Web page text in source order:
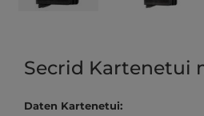
Secrid Kartenetui
Daten Kartenetui: